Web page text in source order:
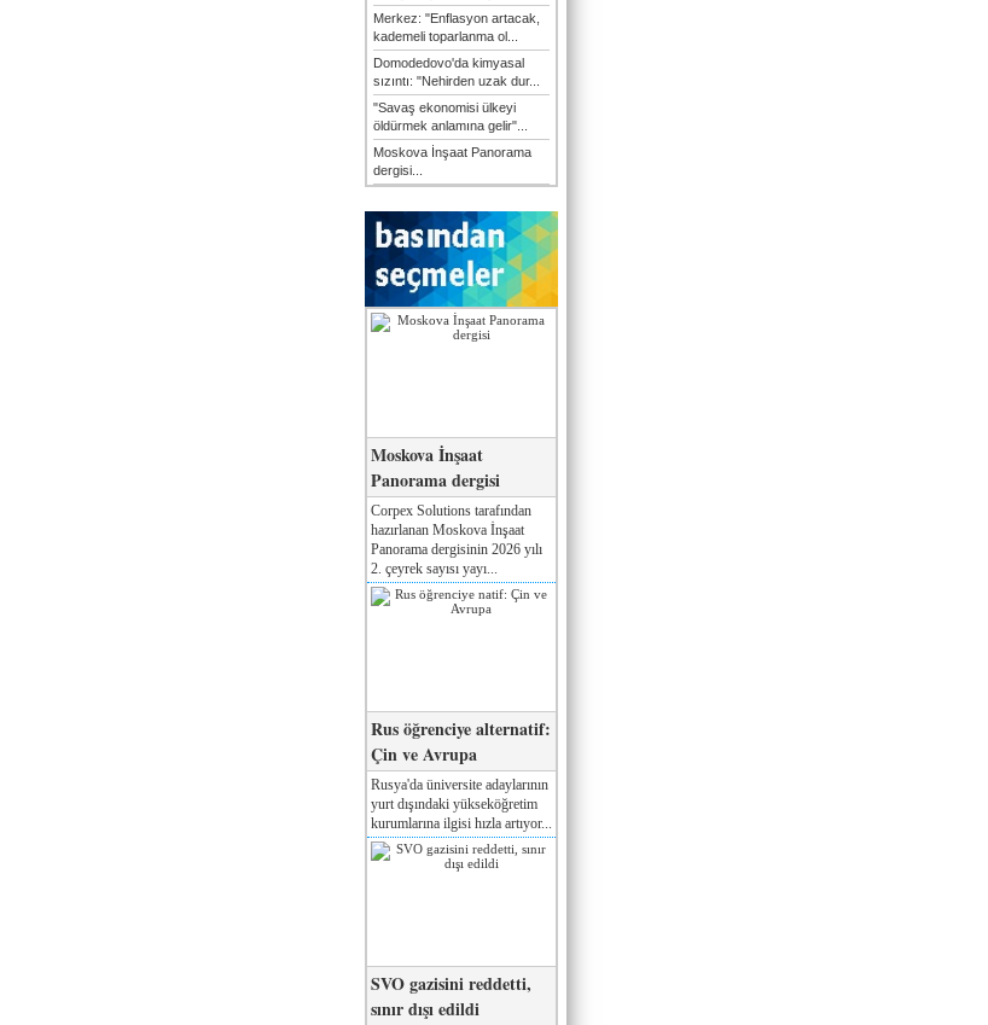
Merkez: "Enflasyon artacak,
kademeli toparlanma ol...
Domodedovo'da kimyasal
sızıntı: "Nehirden uzak dur...
"Savaş ekonomisi ülkeyi
öldürmek anlamına gelir"...
Moskova İnşaat Panorama
dergisi...
Moskova İnşaat
Panorama dergisi
Corpex Solutions tarafından
hazırlanan Moskova İnşaat
Panorama dergisinin 2026 yılı
2. çeyrek sayısı yayı...
Rus öğrenciye alternatif:
Çin ve Avrupa
Rusya'da üniversite adaylarının
yurt dışındaki yükseköğretim
kurumlarına ilgisi hızla artıyor...
SVO gazisini reddetti,
sınır dışı edildi